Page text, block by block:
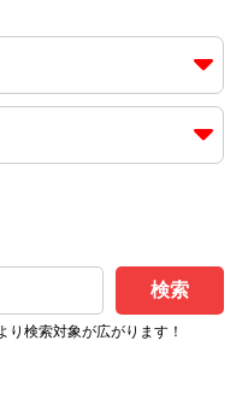
検索
検索対象が広がります！